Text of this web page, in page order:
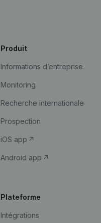
Produit
Informations d’entreprise
Monitoring
Recherche internationale
Prospection
iOS app
Android app
Plateforme
Intégrations